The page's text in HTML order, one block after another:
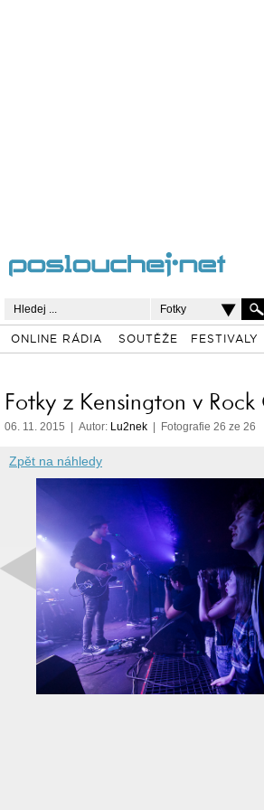
Fotky
ONLINE RÁDIA SOUTĚŽE FESTIVALY
Fotky z Kensington v Rock
06. 11. 2015 | Autor: Lu2nek | Fotografie 26 ze 26
Zpět na náhledy